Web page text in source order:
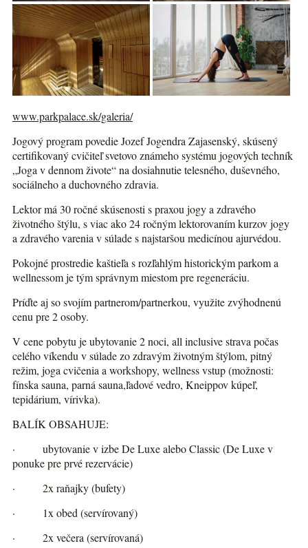
www.parkpalace.sk/galeria/
Jogový program povedie Jozef Jogendra Zajasenský, skúsený
certifikovaný cvičiteľ svetovo známeho systému jogových techník
„Joga v dennom živote“ na dosiahnutie telesného, duševného,
sociálneho a duchovného zdravia.
Lektor má 30 ročné skúsenosti s praxou jogy a zdravého
životného štýlu, s viac ako 24 ročným lektorovaním kurzov jogy
a zdravého varenia v súlade s najstaršou medicínou ajurvédou.
Pokojné prostredie kaštieľa s rozľahlým historickým parkom a
wellnessom je tým správnym miestom pre regeneráciu.
Príďte aj so svojím partnerom/partnerkou, využite zvýhodnenú
cenu pre 2 osoby.
V cene pobytu je ubytovanie 2 noci, all inclusive strava počas
celého víkendu v súlade zo zdravým životným štýlom, pitný
režim, joga cvičenia a workshopy, wellness vstup (možnosti:
fínska sauna, parná sauna,ľadové vedro, Kneippov kúpeľ,
tepidárium, vírivka).
BALÍK OBSAHUJE:
· ubytovanie v izbe De Luxe alebo Classic (De Luxe v
ponuke pre prvé rezervácie)
· 2x raňajky (bufety)
· 1x obed (servírovaný)
· 2x večera (servírovaná)